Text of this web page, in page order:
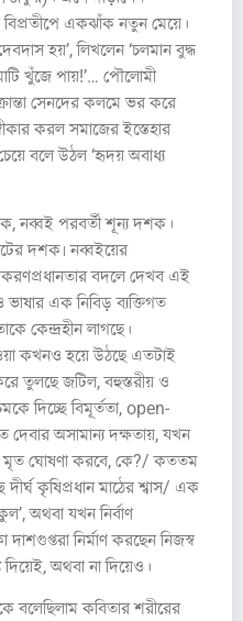
বিপ্রতীপে একঝাঁক নতুন মেয়ে।
হয়’, লিখলেন ‘চলমান বুদ্ধ
খুঁজে পায়!’… পৌলোমী
সেনদের কলমে ভর করে
করল সমাজের ইস্তেহার
বলে উঠল ‘হৃদয় অবাধ্য
পরবর্তী শূন্য দশক।
দশক৷ নব্বইয়ের
বদলে দেখব এই
এক নিবিড় ব্যক্তিগত
কেন্দ্রহীন লাগছে।
কখনও হয়ে উঠছে এতটাই
তুলছে জটিল, বহুস্তরীয় ও
দিচ্ছে বিমূর্ততা, open-
অসামান্য দক্ষতায়, যখন
মৃত ঘোষণা করবে, কে?/ কততম
কৃষিপ্রধান মাঠের শ্বাস/ এক
অথবা যখন নির্বাণ
দাশগুপ্তরা নির্মাণ করছেন নিজস্ব
দিয়েই, অথবা না দিয়েও।
কবিতার শরীরের